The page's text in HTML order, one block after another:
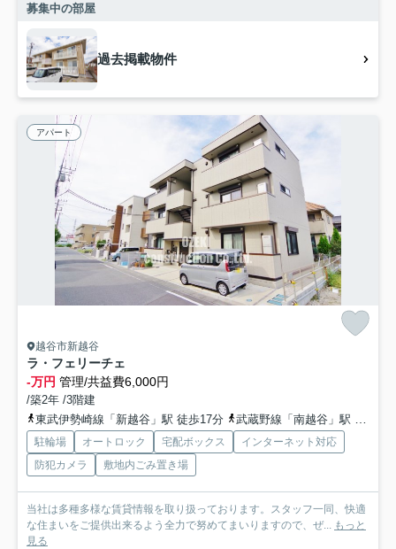
募集中の部屋
過去掲載物件
アパート
越谷市新越谷
ラ・フェリーチェ
-万円 管理/共益費6,000円
/築2年 /3階建
東武伊勢崎線「新越谷」駅 徒歩17分
武蔵野線「南越谷」駅 徒歩17分
駐輪場 オートロック 宅配ボックス
インターネット対応
防犯カメラ
敷地内ごみ置き場
当社は多種多様な賃貸情報を取り扱っております。スタッフ一同、快適
な住まいをご提供出来るよう全力で努めてまいりますので、ぜ... もっと
見る